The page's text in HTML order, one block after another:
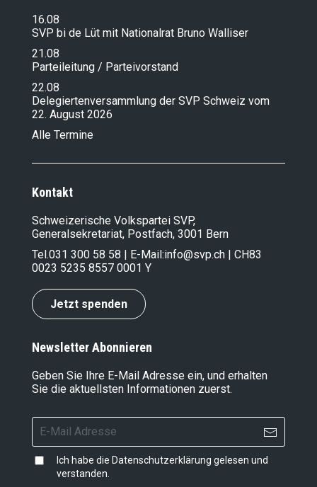
16.08
SVP bi de Lüt mit Nationalrat Bruno Walliser
21.08
Parteileitung / Parteivorstand
22.08
Delegiertenversammlung der SVP Schweiz vom
22. August 2026
Alle Termine
Kontakt
Schweizerische Volkspartei SVP,
Generalsekretariat, Postfach, 3001 Bern
Tel.031 300 58 58 | E-Mail:info@svp.ch | CH83
0023 5235 8557 0001 Y
Jetzt spenden
Newsletter Abonnieren
Geben Sie Ihre E-Mail Adresse ein, und erhalten
Sie die aktuellsten Informationen zuerst.
Ich habe die Datenschutzerklärung gelesen und
verstanden.